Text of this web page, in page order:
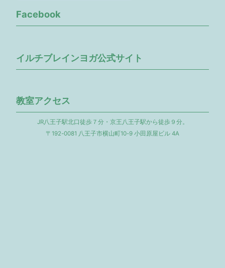
Facebook
イルチブレインヨガ公式サイト
教室アクセス
JR八王子駅北口徒歩７分・京王八王子駅から徒歩９分。
〒192-0081 八王子市横山町10-9 小田原屋ビル 4A